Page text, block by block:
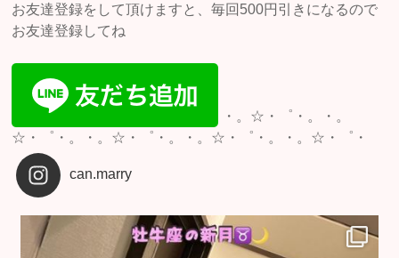
お友達登録をして頂けますと、毎回500円引きになるので
お友達登録してね
・。☆・゜・。・。
☆・゜・。・。☆・゜・。・。☆・゜・。・。☆・゜・
can.marry